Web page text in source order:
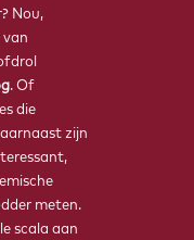
Nou,
van
. Of
die
zijn
meten.
scala aan